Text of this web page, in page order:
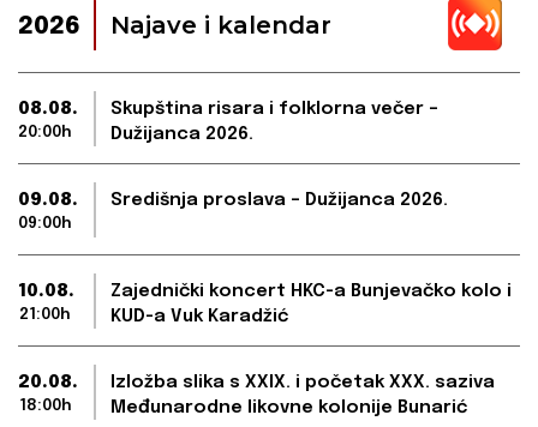
2026 Najave i kalendar
08.08.
20:00h
Skupština risara i folklorna večer –
Dužijanca 2026.
09.08.
09:00h
Središnja proslava – Dužijanca 2026.
10.08.
21:00h
Zajednički koncert HKC-a Bunjevačko kolo i
KUD-a Vuk Karadžić
20.08.
18:00h
Izložba slika s XXIX. i početak XXX. saziva
Međunarodne likovne kolonije Bunarić